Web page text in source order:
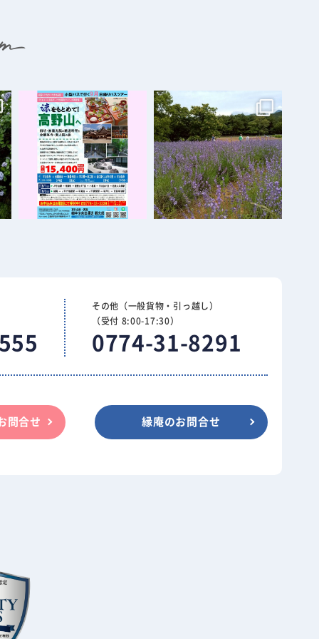
その他（一般貨物・引っ越し）
（受付 8:00-17:30）
0774-31-8291
問合せ 縁庵のお問合せ